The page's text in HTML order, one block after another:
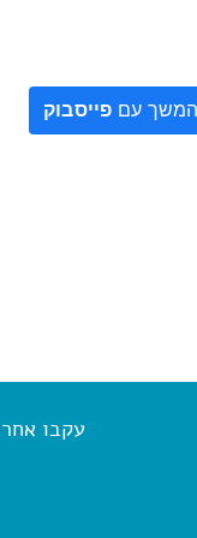
המשך עם פייסבוק
עקבו